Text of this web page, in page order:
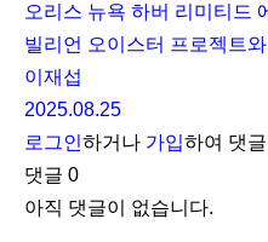
오리스 뉴욕 하버 리미티드
빌리언 오이스터 프로젝트
이재섭
2025.08.25
로그인하거나 가입하여 댓
댓글 0
아직 댓글이 없습니다.